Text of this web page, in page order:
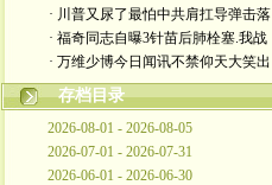
· 川普又尿了最怕中共肩扛导弹击落
· 福奇同志自曝3针苗后肺栓塞.我战
· 万维少博今日闻讯不禁仰天大笑出
存档目录
2026-08-01 - 2026-08-05
2026-07-01 - 2026-07-31
2026-06-01 - 2026-06-30